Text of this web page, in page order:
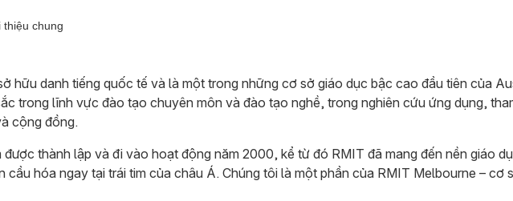
thiệu chung
hữu danh tiếng quốc tế và là một trong những cơ sở giáo dục bậc cao đầu tiên của
trong lĩnh vực đào tạo chuyên môn và đào tạo nghề, trong nghiên cứu ứng dụng,
cộng đồng.
được thành lập và đi vào hoạt động năm 2000, kể từ đó RMIT đã mang đến nền giáo
cầu hóa ngay tại trái tim của châu Á. Chúng tôi là một phần của RMIT Melbourne – cơ